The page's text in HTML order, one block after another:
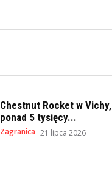
Chestnut Rocket w Vichy,
ponad 5 tysięcy...
Zagranica 21 lipca 2026